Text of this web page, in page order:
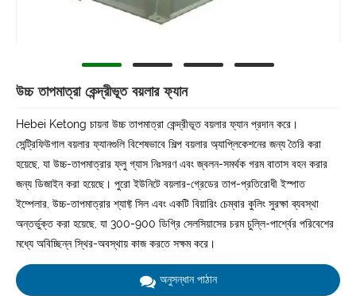
উচ্চ তাপমাত্রা কেন্দ্রীভূত বয়লার ফ্যান
Hebei Ketong চায়না উচ্চ তাপমাত্রা কেন্দ্রীভূত বয়লার ফ্যান প্রদান করে।
সেন্ট্রিফিউগাল বয়লার ফ্যানগুলি বিশেষভাবে শিল্প বয়লার অ্যাপ্লিকেশনের জন্য তৈরি করা
হয়েছে, যা উচ্চ-তাপমাত্রার ফ্লু গ্যাস নিঃসরণ এবং জ্বলন-সমর্থক গরম বাতাস বহন করার
জন্য ডিজাইন করা হয়েছে। পুরো ইউনিটে বয়লার-গ্রেডের তাপ-প্রতিরোধী ইস্পাত
ইম্পেলার, উচ্চ-তাপমাত্রার শ্যাফ্ট সিল এবং একটি বিয়ারিং চেম্বার কুলিং সুরক্ষা ব্যবস্থা
অন্তর্ভুক্ত করা হয়েছে, যা 300-900 ডিগ্রি সেলসিয়াসের চরম চুল্লি-পার্শ্বের পরিবেশের
মধ্যে অবিচ্ছিন্ন স্থির-অবস্থায় কাজ করতে সক্ষম করে।
অনুসন্ধান পাঠান